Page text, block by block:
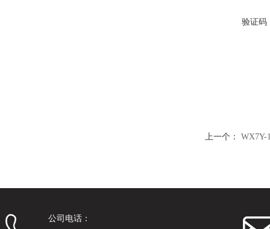
验证码
上一个： WX7Y-
公司电话：